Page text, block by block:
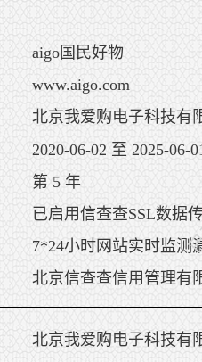
aigo国民好物
www.aigo.com
北京我爱购电子科技有
2020-06-02 至 2025-06-
第 5 年
已启用信查查SSL数据
7*24小时网站实时监测
北京信查查信用管理有
北京我爱购电子科技有